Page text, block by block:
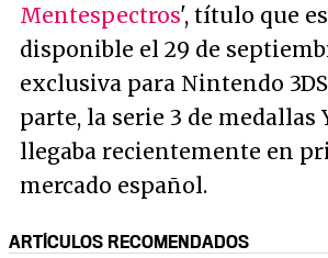
Mentespectros', título que
disponible el 29 de
exclusiva para Nintendo
parte, la serie 3 de medallas
llegaba recientemente en
mercado español.
ARTÍCULOS RECOMENDADOS